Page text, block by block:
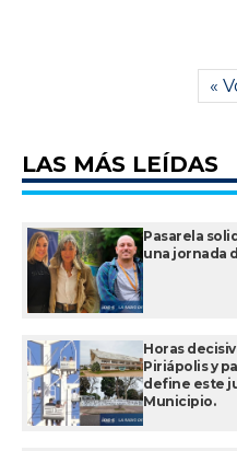
«
LAS MÁS LEÍDAS
Pasarela
una jornada
Horas
Piriápolis y
define este
Municipio.